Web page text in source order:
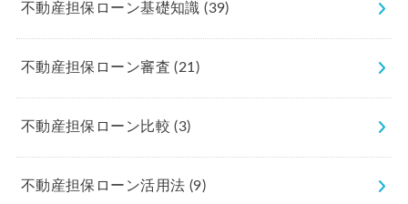
不動産担保ローン基礎知識(39)
不動産担保ローン審査(21)
不動産担保ローン比較(3)
不動産担保ローン活用法 (9)